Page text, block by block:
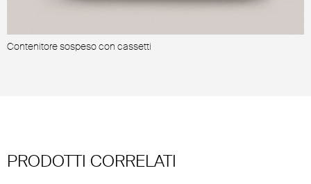
Contenitore sospeso con cassetti
PRODOTTI CORRELATI